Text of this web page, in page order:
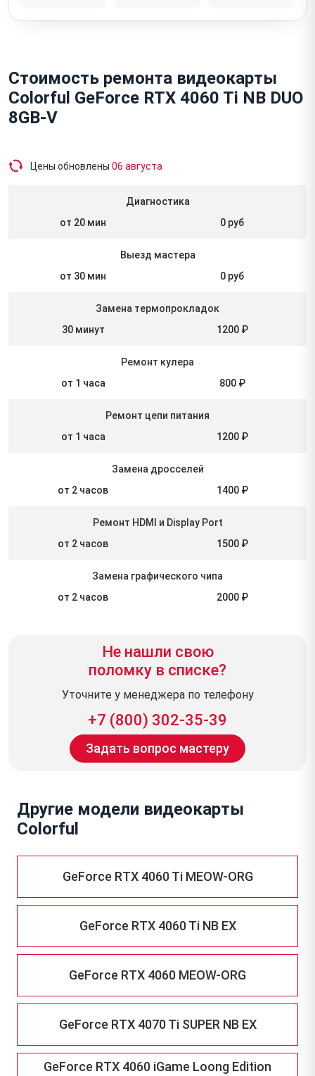
(надлом платы)
Стоимость ремонта видеокарты
Colorful GeForce RTX 4060 Ti NB DUO
8GB-V
Цены обновлены 06 августа
Диагностика
от 20 мин
0 руб
Выезд мастера
от 30 мин
0 руб
Замена термопрокладок
30 минут
1200 ₽
Ремонт кулера
от 1 часа
800 ₽
Ремонт цепи питания
от 1 часа
1200 ₽
Замена дросселей
от 2 часов
1400 ₽
Ремонт HDMI и Display Port
от 2 часов
1500 ₽
Замена графического чипа
от 2 часов
2000 ₽
Не нашли свою
поломку в списке?
Уточните у менеджера по телефону
+7 (800) 302-35-39
Задать вопрос мастеру
Другие модели видеокарты
Colorful
GeForce RTX 4060 Ti MEOW-ORG
GeForce RTX 4060 Ti NB EX
GeForce RTX 4060 MEOW-ORG
GeForce RTX 4070 Ti SUPER NB EX
GeForce RTX 4060 iGame Loong Edition